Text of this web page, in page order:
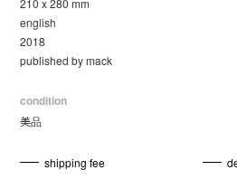
210 x 280 mm
english
2018
published by mack
condition
美品
shipping fee